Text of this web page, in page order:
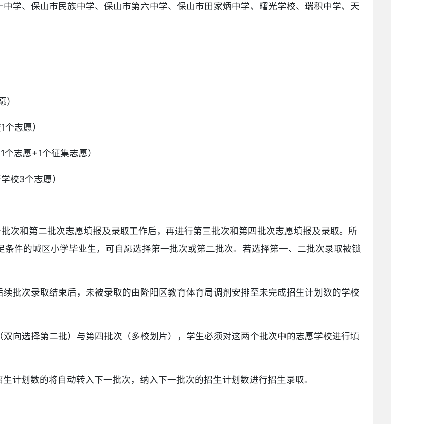
学、保山市民族中学、保山市第六中学、保山市田家炳中学、曙光学校、瑞积中学、天
志愿）
志愿+1个征集志愿）
校3个志愿）
次和第二批次志愿填报及录取工作后，再进行第三批次和第四批次志愿填报及录取。所
件的城区小学毕业生，可自愿选择第一批次或第二批次。若选择第一、二批次录取被锁
批次录取结束后，未被录取的由隆阳区教育体育局调剂安排至未完成招生计划数的学校
向选择第二批）与第四批次（多校划片），学生必须对这两个批次中的志愿学校进行填
计划数的将自动转入下一批次，纳入下一批次的招生计划数进行招生录取。